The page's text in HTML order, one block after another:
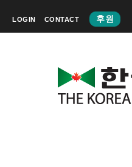
LOGIN CONTACT 후원